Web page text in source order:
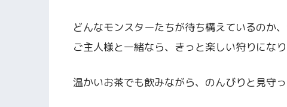
どんなモンスターたちが待ち構えているの
ご主人様と一緒なら、きっと楽しい狩りになり
温かいお茶でも飲みながら、のんびりと見守